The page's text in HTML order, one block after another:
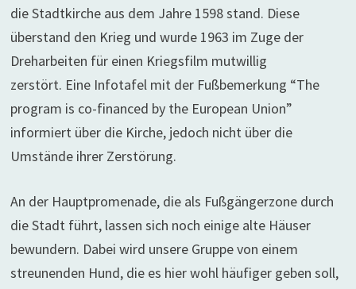
die Stadtkirche aus dem Jahre 1598 stand. Diese
überstand den Krieg und wurde 1963 im Zuge der
Dreharbeiten für einen Kriegsfilm mutwillig
zerstört. Eine Infotafel mit der Fußbemerkung “The
program is co-financed by the European Union”
informiert über die Kirche, jedoch nicht über die
Umstände ihrer Zerstörung.
An der Hauptpromenade, die als Fußgängerzone durch
die Stadt führt, lassen sich noch einige alte Häuser
bewundern. Dabei wird unsere Gruppe von einem
streunenden Hund, die es hier wohl häufiger geben soll,